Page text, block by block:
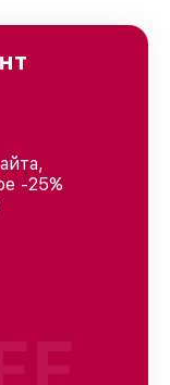
уровень
-25%